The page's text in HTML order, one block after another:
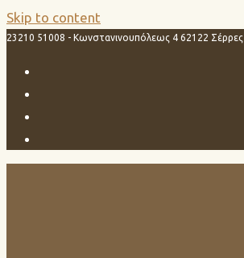
Skip to content
23210 51008 - Κωνστανινουπόλεως 4 62122 Σέρρες